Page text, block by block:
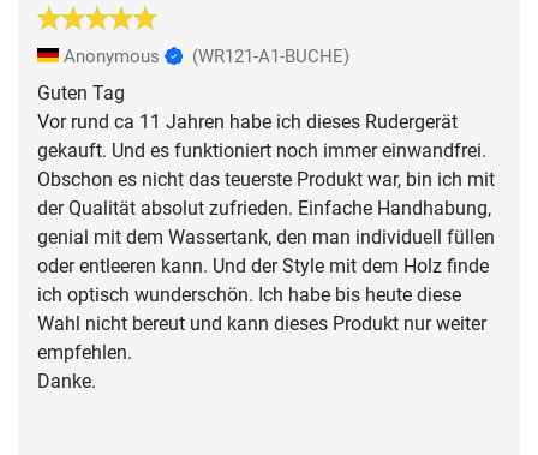
Anonymous (WR121-A1-BUCHE)
Guten Tag
Vor rund ca 11 Jahren habe ich dieses Rudergerät
gekauft. Und es funktioniert noch immer einwandfrei.
Obschon es nicht das teuerste Produkt war, bin ich mit
der Qualität absolut zufrieden. Einfache Handhabung,
genial mit dem Wassertank, den man individuell füllen
oder entleeren kann. Und der Style mit dem Holz finde
ich optisch wunderschön. Ich habe bis heute diese
Wahl nicht bereut und kann dieses Produkt nur weiter
empfehlen.
Danke.